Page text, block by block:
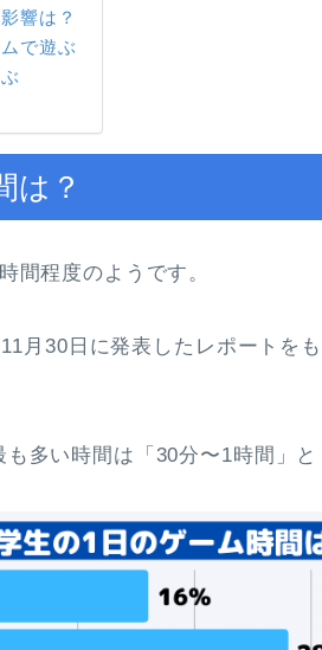
響は？
で遊ぶ
は？
間程度のようです。
月30日に発表したレポートを
多い時間は「30分〜1時間」と